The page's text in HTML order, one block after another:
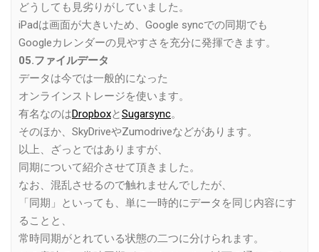
どうしても見劣りがしていました。
iPadは画面が大きいため、Google syncでの同期でも
Googleカレンダーの見やすさを充分に発揮できます。
05.ファイルデータ
データは今では一般的になった
オンラインストレージを使います。
有名なのはDropboxとSugarsync。
そのほか、SkyDriveやZumodriveなどがあります。
以上、ざっとではありますが、
同期について紹介させて頂きました。
なお、混乱させるので触れませんでしたが、
「同期」といっても、単に一時的にデータを同じ内容にす
ることと、
常時同期がとれている状態の二つに分けられます。